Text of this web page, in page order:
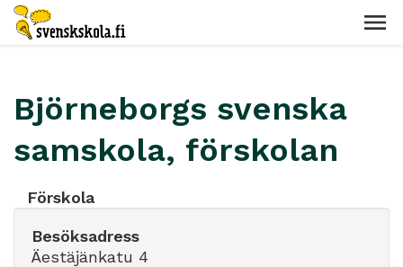
Björneborgs svenska
samskola, förskolan
Förskola
Besöksadress
Äestäjänkatu 4